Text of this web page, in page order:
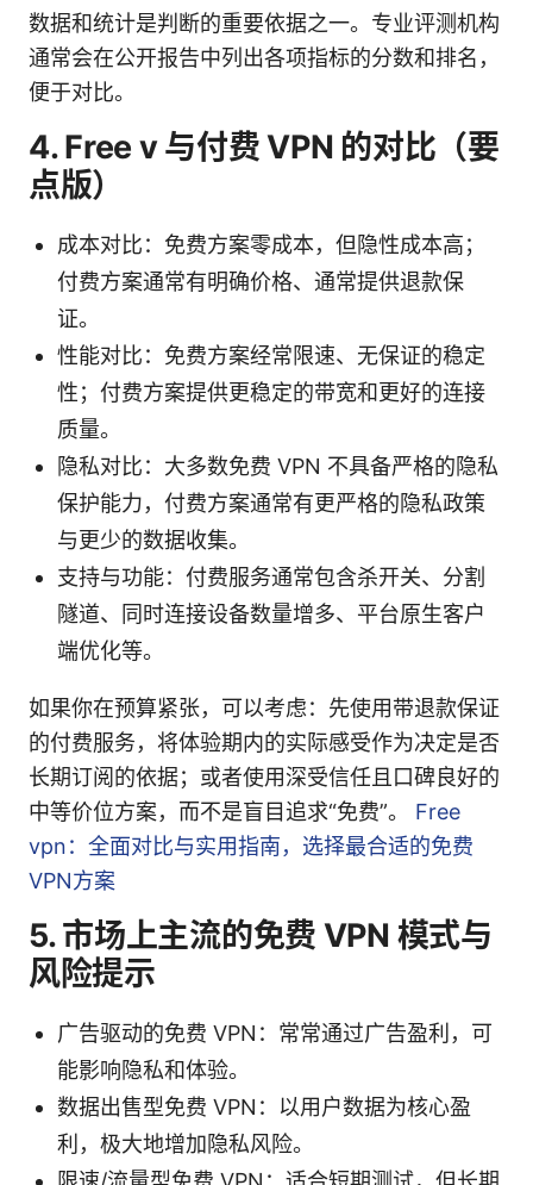
数据和统计是判断的重要依据之一。专业评测机构
通常会在公开报告中列出各项指标的分数和排名，
便于对比。
4. Free v 与付费 VPN 的对比（要
点版）
成本对比：免费方案零成本，但隐性成本高；
付费方案通常有明确价格、通常提供退款保
证。
性能对比：免费方案经常限速、无保证的稳定
性；付费方案提供更稳定的带宽和更好的连接
质量。
隐私对比：大多数免费 VPN 不具备严格的隐私
保护能力，付费方案通常有更严格的隐私政策
与更少的数据收集。
支持与功能：付费服务通常包含杀开关、分割
隧道、同时连接设备数量增多、平台原生客户
端优化等。
如果你在预算紧张，可以考虑：先使用带退款保证
的付费服务，将体验期内的实际感受作为决定是否
长期订阅的依据；或者使用深受信任且口碑良好的
中等价位方案，而不是盲目追求“免费”。 Free
vpn：全面对比与实用指南，选择最合适的免费
VPN方案
5. 市场上主流的免费 VPN 模式与
风险提示
广告驱动的免费 VPN：常常通过广告盈利，可
能影响隐私和体验。
数据出售型免费 VPN：以用户数据为核心盈
利，极大地增加隐私风险。